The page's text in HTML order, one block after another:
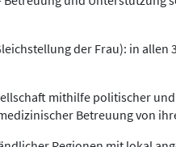
der Frau): in allen
mithilfe politischer
Betreuung von